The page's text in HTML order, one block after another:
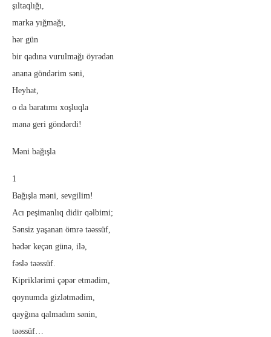
şıltaqlığı,
marka yığmağı,
hər gün
bir qadına vurulmağı öyrədən
anana göndərim səni,
Heyhat,
o da baratımı xoşluqla
mənə geri göndərdi!
Məni bağışla
1
Bağışla məni, sevgilim!
Acı peşimanlıq didir qəlbimi;
Sənsiz yaşanan ömrə təəssüf,
hədər keçən günə, ilə,
fəslə təəssüf.
Kipriklərimi çəpər etmədim,
qoynumda gizlətmədim,
qayğına qalmadım sənin,
təəssüf…